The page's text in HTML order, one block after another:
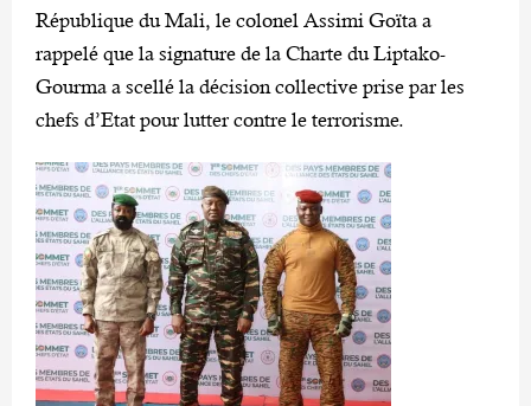
République du Mali, le colonel Assimi Goïta a
rappelé que la signature de la Charte du Liptako-
Gourma a scellé la décision collective prise par les
chefs d’Etat pour lutter contre le terrorisme.